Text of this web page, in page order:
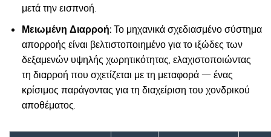
μετά την εισπνοή.
Μειωμένη Διαρροή:Το μηχανικά σχεδιασμένο σύστημα
απορροής είναι βελτιστοποιημένο για το ιξώδες των
δεξαμενών υψηλής χωρητικότητας, ελαχιστοποιώντας
τη διαρροή που σχετίζεται με τη μεταφορά — ένας
κρίσιμος παράγοντας για τη διαχείριση του χονδρικού
αποθέματος.